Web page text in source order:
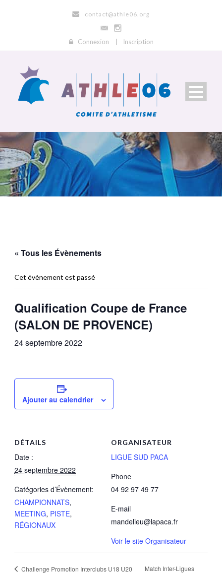
contact@athle06.org
Connexion Inscription
« Tous les Évènements
Cet évènement est passé
Qualification Coupe de France
(SALON DE PROVENCE)
24 septembre 2022
Ajouter au calendrier
DÉTAILS
Date :
24 septembre 2022
Catégories d’Évènement:
CHAMPIONNATS,
MEETING, PISTE,
RÉGIONAUX
ORGANISATEUR
LIGUE SUD PACA
Phone
04 92 97 49 77
E-mail
mandelieu@lapaca.fr
Voir le site Organisateur
Challenge Promotion Interclubs U18 U20
Match Inter-Ligues